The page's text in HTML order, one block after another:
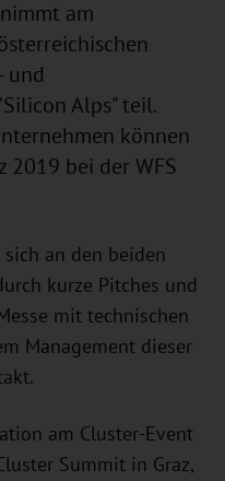
am
und
Alps" teil.
können
2019 bei der WFS
sich an den beiden
kurze Pitches und
mit technischen
Management dieser
am Cluster-Event
Summit in Graz,